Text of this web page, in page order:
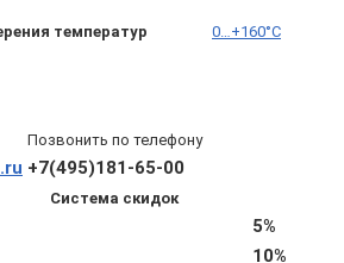
температур 0…+160°C
Позвонить по телефону
+7(495)181-65-00
Система скидок
5%
10%